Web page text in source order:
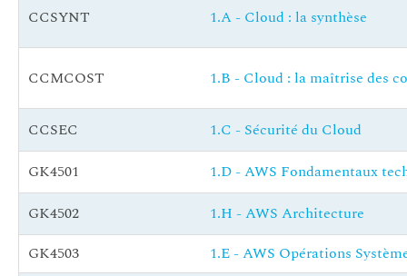
CCSYNT 1.A - Cloud : la synthèse
CCMCOST 1.B - Cloud : la maîtrise des
CCSEC
1.C - Sécurité du Cloud
GK4501
1.D - AWS Fondamentaux
GK4502
1.H - AWS Architecture
GK4503
1.E - AWS Opérations